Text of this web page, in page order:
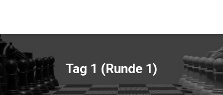
Tag 1 (Runde 1)